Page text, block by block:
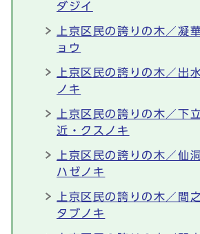
ダジイ
上京区民の誇りの木／凝
ョウ
上京区民の誇りの木／出
ノキ
上京区民の誇りの木／下
近・クスノキ
上京区民の誇りの木／仙
ハゼノキ
上京区民の誇りの木／間
タブノキ